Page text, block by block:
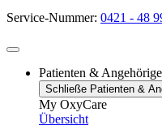
Service-Nummer: 0421 - 48
Patienten & Angehörige
Schließe Patienten &
My OxyCare
Übersicht